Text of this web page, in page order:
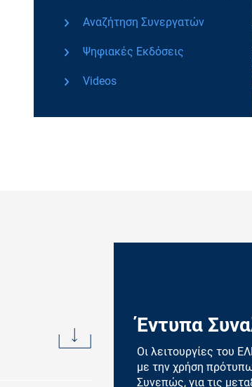
Αναζήτηση Συνεργατών
Ψηφιακές Εκδόσεις
Videos
Έντυπα
Οι λειτουργίες του
με την χρήση
Συνεπώς, για τις